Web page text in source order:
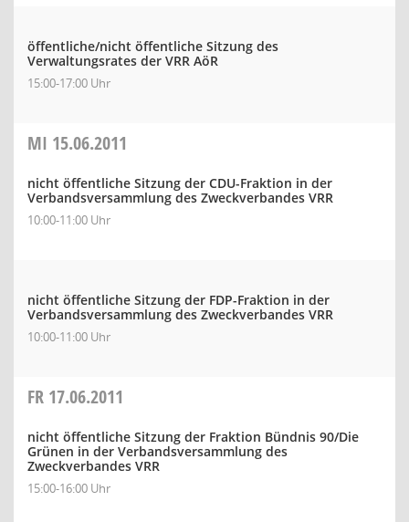
öffentliche/nicht öffentliche Sitzung des
Verwaltungsrates der VRR AöR
15:00-17:00 Uhr
MI 15.06.2011
nicht öffentliche Sitzung der CDU-Fraktion in der
Verbandsversammlung des Zweckverbandes VRR
10:00-11:00 Uhr
nicht öffentliche Sitzung der FDP-Fraktion in der
Verbandsversammlung des Zweckverbandes VRR
10:00-11:00 Uhr
FR 17.06.2011
nicht öffentliche Sitzung der Fraktion Bündnis 90/Die
Grünen in der Verbandsversammlung des
Zweckverbandes VRR
15:00-16:00 Uhr